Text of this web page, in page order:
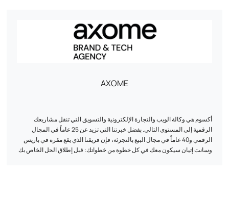
AXOME
أكسوم هي وكالة الويب والتجارة الإلكترونية والتسويق التي تنقل مشاريعك
الرقمية إلى المستوى التالي. بفضل خبرتنا التي تزيد عن 25 عاماً في المجال
الرقمي و40 عاماً في مجال البيع بالتجزئة، فإن فريقنا الذي يقع مقره في باريس
وسانت إتيان سيكون معك في كل خطوة من خطواتك: قبل إطلاق الحل الخاص بك